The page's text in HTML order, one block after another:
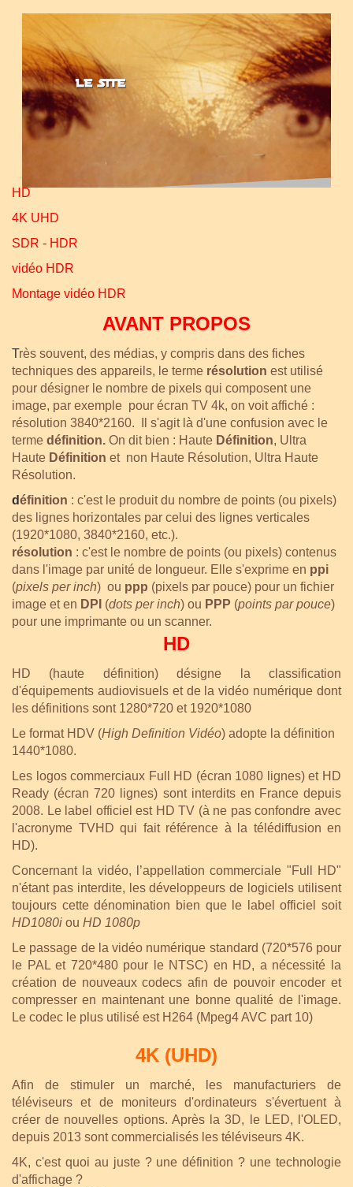
HD
4K UHD
SDR - HDR
vidéo HDR
Montage vidéo HDR
AVANT PROPOS
Très souvent, des médias, y compris dans des fiches
techniques des appareils, le terme résolution est utilisé
pour désigner le nombre de pixels qui composent une
image, par exemple pour écran TV 4k, on voit affiché :
résolution 3840*2160. Il s'agit là d'une confusion avec le
terme définition. On dit bien : Haute Définition, Ultra
Haute Définition et non Haute Résolution, Ultra Haute
Résolution.
définition : c'est le produit du nombre de points (ou pixels)
des lignes horizontales par celui des lignes verticales
(1920*1080, 3840*2160, etc.).
résolution : c'est le nombre de points (ou pixels) contenus
dans l'image par unité de longueur. Elle s'exprime en ppi
(pixels per inch) ou ppp (pixels par pouce) pour un fichier
image et en DPI (dots per inch) ou PPP (points par pouce)
pour une imprimante ou un scanner.
HD
HD (haute définition) désigne la classification
d'équipements audiovisuels et de la vidéo numérique dont
les définitions sont 1280*720 et 1920*1080
Le format HDV (High Definition Vidéo) adopte la définition
1440*1080.
Les logos commerciaux Full HD (écran 1080 lignes) et HD
Ready (écran 720 lignes) sont interdits en France depuis
2008. Le label officiel est HD TV (à ne pas confondre avec
l'acronyme TVHD qui fait référence à la télédiffusion en
HD).
Concernant la vidéo, l’appellation commerciale "Full HD"
n'étant pas interdite, les développeurs de logiciels utilisent
toujours cette dénomination bien que le label officiel soit
HD1080i ou HD 1080p
Le passage de la vidéo numérique standard (720*576 pour
le PAL et 720*480 pour le NTSC) en HD, a nécessité la
création de nouveaux codecs afin de pouvoir encoder et
compresser en maintenant une bonne qualité de l'image.
Le codec le plus utilisé est H264 (Mpeg4 AVC part 10)
4K (UHD)
Afin de stimuler un marché, les manufacturiers de
téléviseurs et de moniteurs d'ordinateurs s'évertuent à
créer de nouvelles options. Après la 3D, le LED, l'OLED,
depuis 2013 sont commercialisés les téléviseurs 4K.
4K, c'est quoi au juste ? une définition ? une technologie
d'affichage ?